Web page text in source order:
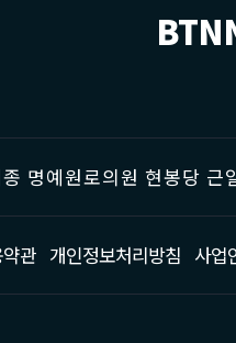
명예원로의원 현봉당
관 개인정보처리방침 사업